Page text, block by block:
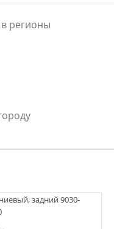
в регионы
задний 9030-